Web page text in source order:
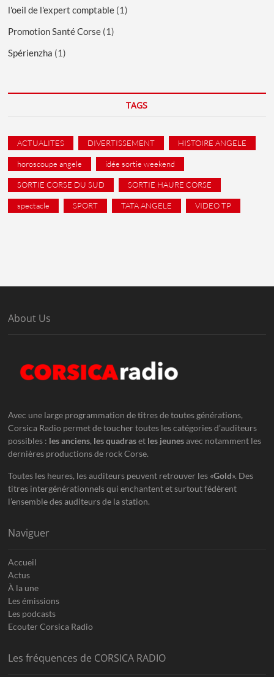
l'oeil de l'expert comptable (1)
Promotion Santé Corse (1)
Spérienzha (1)
TAGS
ACTUALITES DIVERTISSEMENT HISTOIRE ANGELE
horoscoupe angele idée sortie weekend
SORTIE CORSE DU SUD SORTIE HAURE CORSE
spectacle SPORT TATA ANGELE VIDEO TP
About Us
Avec une large programmation de titres de toutes générations,
Corsica Radio permet de toucher toutes les catégories d’auditeurs
possibles : les anciens, les quadraset les jeunesavec notamment les
dernières productions de rock Corse.
Toutes les heures, les auditeurs peuvent retrouver les «Gold». Des
titres intergénérationnels qui enchantent et surtout fédèrent
l’ensemble des auditeurs de la station.
Naviguer
Accueil
Actus
À la une
Les émissions
Les podcasts
Ecouter Corsica Radio
Les fréquences de CORSICA RADIO